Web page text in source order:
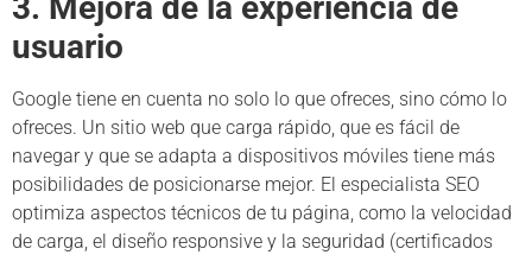
3. Mejora de la experiencia de
usuario
Google tiene en cuenta no solo lo que ofreces, sino cómo lo
ofreces. Un sitio web que carga rápido, que es fácil de
navegar y que se adapta a dispositivos móviles tiene más
posibilidades de posicionarse mejor. El especialista SEO
optimiza aspectos técnicos de tu página, como la velocidad
de carga, el diseño responsive y la seguridad (certificados